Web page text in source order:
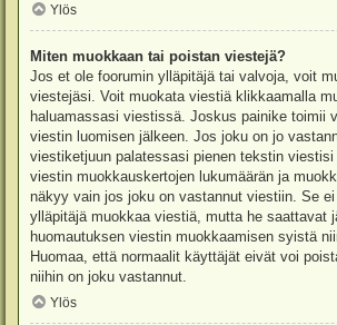
Ylös
Miten muokkaan tai poistan viestejä?
Jos et ole foorumin ylläpitäjä tai valvoja, voit
viestejäsi. Voit muokata viestiä klikkaamalla
haluamassasi viestissä. Joskus painike toimii
viestin luomisen jälkeen. Jos joku on jo
viestiketjuun palatessasi pienen tekstin
viestin muokkauskertojen lukumäärän ja
näkyy vain jos joku on vastannut viestiin. Se
ylläpitäjä muokkaa viestiä, mutta he saattavat
huomautuksen viestin muokkaamisen syistä
Huomaa, että normaalit käyttäjät eivät voi
niihin on joku vastannut.
Ylös